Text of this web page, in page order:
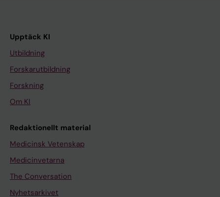
Upptäck KI
Utbildning
Forskarutbildning
Forskning
Om KI
Redaktionellt material
Medicinsk Vetenskap
Medicinvetarna
The Conversation
Nyhetsarkivet